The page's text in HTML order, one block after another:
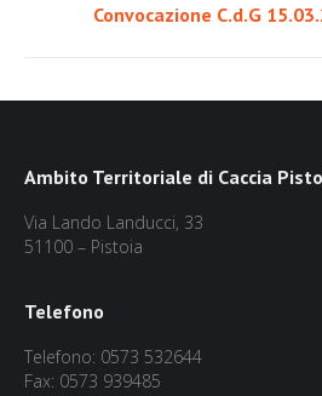
Convocazione C.d.G
Ambito Territoriale di Caccia
Via Lando Landucci, 33
51100 – Pistoia
Telefono
Telefono: 0573 532644
Fax: 0573 939485